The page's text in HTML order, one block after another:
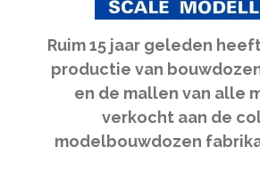
Ruim 15 jaar geleden heeft
productie van
en de mallen van alle
verkocht aan de
modelbouwdozen